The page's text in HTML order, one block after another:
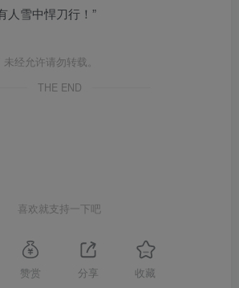
人雪中悍刀行！”
经允许请勿转载。
THE END
喜欢就支持一下吧
赞赏 分享 收藏